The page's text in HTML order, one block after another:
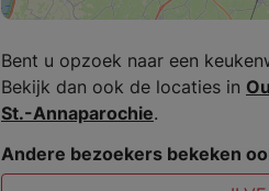
Bent u opzoek naar een
Bekijk dan ook de locaties in
St.-Annaparochie.
Andere bezoekers bekeken